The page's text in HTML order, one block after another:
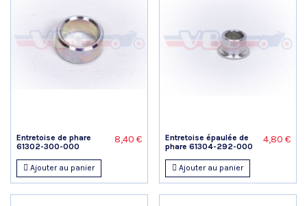
Entretoise de phare
61302-300-000
8,40 €
Ajouter au panier
Entretoise épaulée de
phare 61304-292-000
4,80 €
Ajouter au panier